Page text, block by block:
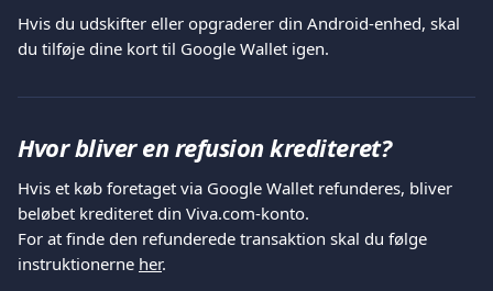
Hvis du udskifter eller opgraderer din Android-enhed, skal
du tilføje dine kort til Google Wallet igen.
Hvor bliver en refusion krediteret?
Hvis et køb foretaget via Google Wallet refunderes, bliver
beløbet krediteret din Viva.com-konto.
For at finde den refunderede transaktion skal du følge
instruktionerne her.